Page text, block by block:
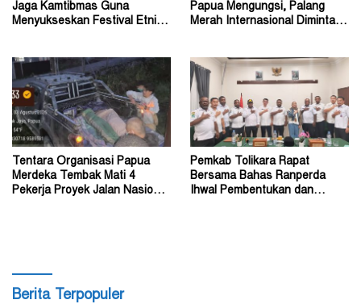
Jaga Kamtibmas Guna
Menyukseskan Festival Etnik
Papua Mengungsi, Palang
Merah Internasional Diminta
Tentara Organisasi Papua
Merdeka Tembak Mati 4
Pekerja Proyek Jalan Nasional
Pemkab Tolikara Rapat
Bersama Bahas Ranperda
Ihwal Pembentukan dan
Berita Terpopuler